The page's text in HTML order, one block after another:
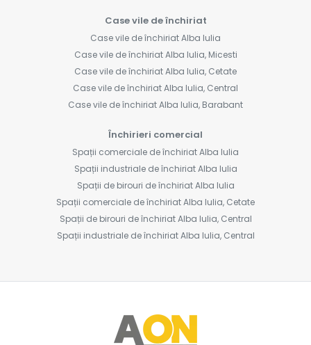
Case vile de închiriat
Case vile de închiriat Alba Iulia
Case vile de închiriat Alba Iulia, Micesti
Case vile de închiriat Alba Iulia, Cetate
Case vile de închiriat Alba Iulia, Central
Case vile de închiriat Alba Iulia, Barabant
Închirieri comercial
Spații comerciale de închiriat Alba Iulia
Spații industriale de închiriat Alba Iulia
Spații de birouri de închiriat Alba Iulia
Spații comerciale de închiriat Alba Iulia, Cetate
Spații de birouri de închiriat Alba Iulia, Central
Spații industriale de închiriat Alba Iulia, Central